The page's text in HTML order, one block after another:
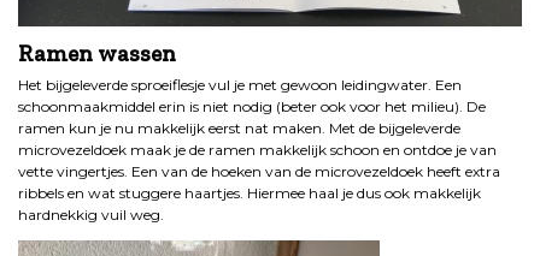
Ramen wassen
Het bijgeleverde sproeiflesje vul je met gewoon leidingwater. Een
schoonmaakmiddel erin is niet nodig (beter ook voor het milieu). De
ramen kun je nu makkelijk eerst nat maken. Met de bijgeleverde
microvezeldoek maak je de ramen makkelijk schoon en ontdoe je van
vette vingertjes. Een van de hoeken van de microvezeldoek heeft extra
ribbels en wat stuggere haartjes. Hiermee haal je dus ook makkelijk
hardnekkig vuil weg.